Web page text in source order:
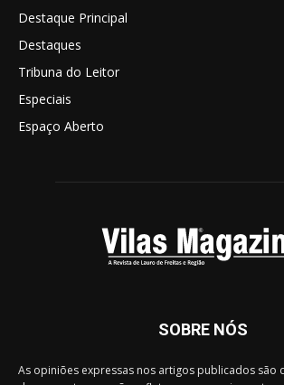
Destaque Principal
Destaques
Tribuna do Leitor
Especiais
Espaço Aberto
SOBRE NÓS
As opiniões expressas nos artigos publicados são